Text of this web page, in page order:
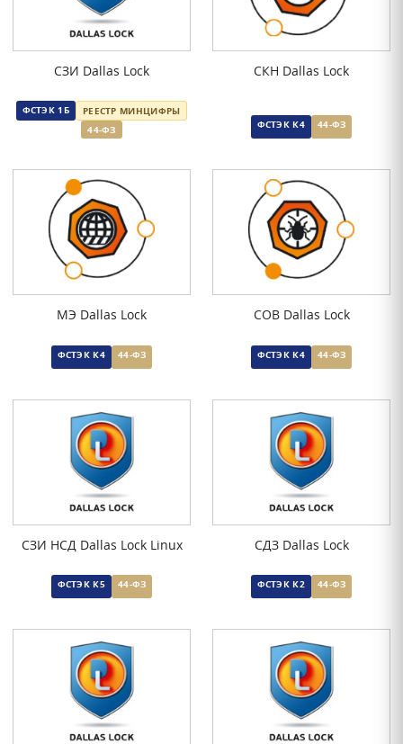
СЗИ Dallas Lock
ФСТЭК 1Б
РЕЕСТР МИНЦИФРЫ
44-ФЗ
СКН Dallas Lock
ФСТЭК К4 44-ФЗ
МЭ Dallas Lock
ФСТЭК К4 44-ФЗ
СОВ Dallas Lock
ФСТЭК К4 44-ФЗ
СЗИ НСД Dallas Lock Linux
ФСТЭК К5 44-ФЗ
СДЗ Dallas Lock
ФСТЭК К2 44-ФЗ